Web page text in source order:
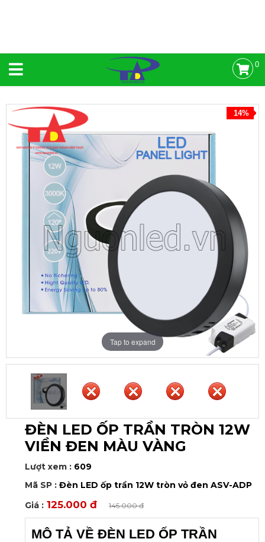
0
Tap to expand
14%
ĐÈN LED ỐP TRẦN TRÒN 12W
VIỀN ĐEN MÀU VÀNG
Lượt xem : 609
Mã SP : Đèn LED ốp trần 12W tròn vỏ đen ASV-ADP
Giá : 125.000 đ 145.000 đ
MÔ TẢ VỀ ĐÈN LED ỐP TRẦN